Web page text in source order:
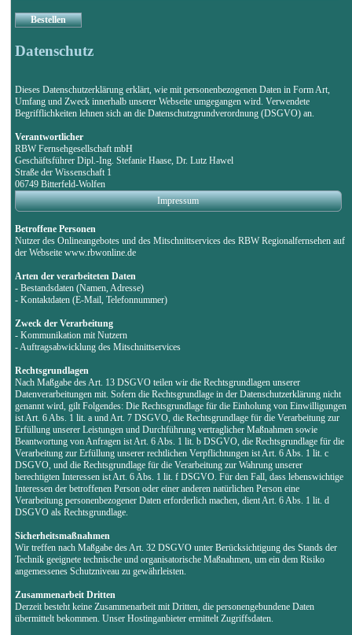
Bestellen
Datenschutz
Dieses Datenschutzerklärung erklärt, wie mit personenbezogenen Daten in Form Art,
Umfang und Zweck innerhalb unserer Webseite umgegangen wird. Verwendete
Begrifflichkeiten lehnen sich an die Datenschutzgrundverordnung (DSGVO) an.
Verantwortlicher
RBW Fernsehgesellschaft mbH
Geschäftsführer Dipl.-Ing. Stefanie Haase, Dr. Lutz Hawel
Straße der Wissenschaft 1
06749 Bitterfeld-Wolfen
Impressum
Betroffene Personen
Nutzer des Onlineangebotes und des Mitschnittservices des RBW Regionalfernsehen auf
der Webseite www.rbwonline.de
Arten der verarbeiteten Daten
- Bestandsdaten (Namen, Adresse)
- Kontaktdaten (E-Mail, Telefonnummer)
Zweck der Verarbeitung
- Kommunikation mit Nutzern
- Auftragsabwicklung des Mitschnittservices
Rechtsgrundlagen
Nach Maßgabe des Art. 13 DSGVO teilen wir die Rechtsgrundlagen unserer
Datenverarbeitungen mit. Sofern die Rechtsgrundlage in der Datenschutzerklärung nicht
genannt wird, gilt Folgendes: Die Rechtsgrundlage für die Einholung von Einwilligungen
ist Art. 6 Abs. 1 lit. a und Art. 7 DSGVO, die Rechtsgrundlage für die Verarbeitung zur
Erfüllung unserer Leistungen und Durchführung vertraglicher Maßnahmen sowie
Beantwortung von Anfragen ist Art. 6 Abs. 1 lit. b DSGVO, die Rechtsgrundlage für die
Verarbeitung zur Erfüllung unserer rechtlichen Verpflichtungen ist Art. 6 Abs. 1 lit. c
DSGVO, und die Rechtsgrundlage für die Verarbeitung zur Wahrung unserer
berechtigten Interessen ist Art. 6 Abs. 1 lit. f DSGVO. Für den Fall, dass lebenswichtige
Interessen der betroffenen Person oder einer anderen natürlichen Person eine
Verarbeitung personenbezogener Daten erforderlich machen, dient Art. 6 Abs. 1 lit. d
DSGVO als Rechtsgrundlage.
Sicherheitsmaßnahmen
Wir treffen nach Maßgabe des Art. 32 DSGVO unter Berücksichtigung des Stands der
Technik geeignete technische und organisatorische Maßnahmen, um ein dem Risiko
angemessenes Schutzniveau zu gewährleisten.
Zusammenarbeit Dritten
Derzeit besteht keine Zusammenarbeit mit Dritten, die personengebundene Daten
übermittelt bekommen. Unser Hostinganbieter ermittelt Zugriffsdaten.